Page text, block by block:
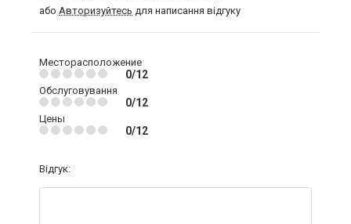
або Авторизуйтесь для написання відгуку
Месторасположение
0/12
Обслуговування
0/12
Цены
0/12
Відгук: